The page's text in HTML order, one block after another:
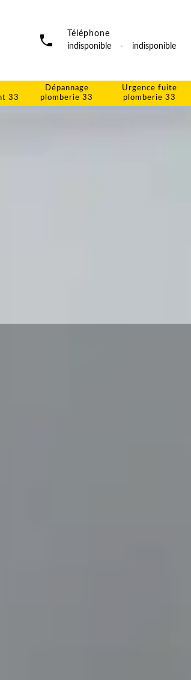
Téléphone
indisponible
- indisponible
33
Dépannage
plomberie 33
Urgence fuite
plomberie 33